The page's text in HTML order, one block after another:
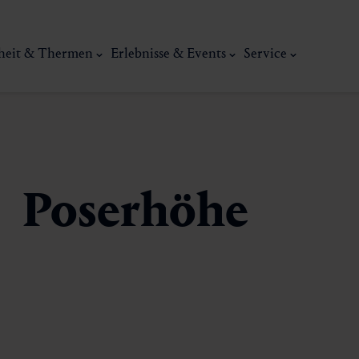
& Thermen Erlebnisse & Events Service
Poserhöhe